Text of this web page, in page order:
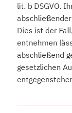
lit. b DSGVO.
Dies ist der
entnehmen
abschließend
gesetzlichen